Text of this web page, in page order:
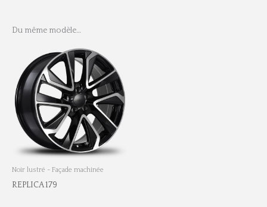
Du même modèle…
Noir lustré - Façade machinée
REPLICA 179